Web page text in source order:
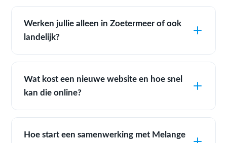
Werken jullie alleen in Zoetermeer of ook
landelijk?
Wat kost een nieuwe website en hoe snel
kan die online?
Hoe start een samenwerking met Melange